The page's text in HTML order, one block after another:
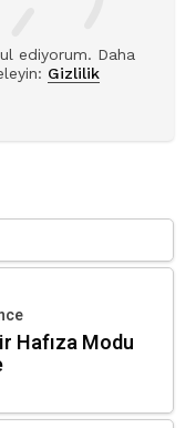
ediyorum. Daha
Gizlilik
Hafıza Modu